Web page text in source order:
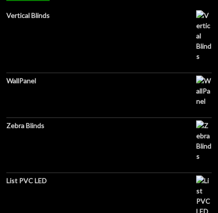
Vertical Blinds
WallPanel
Zebra Blinds
List PVC LED